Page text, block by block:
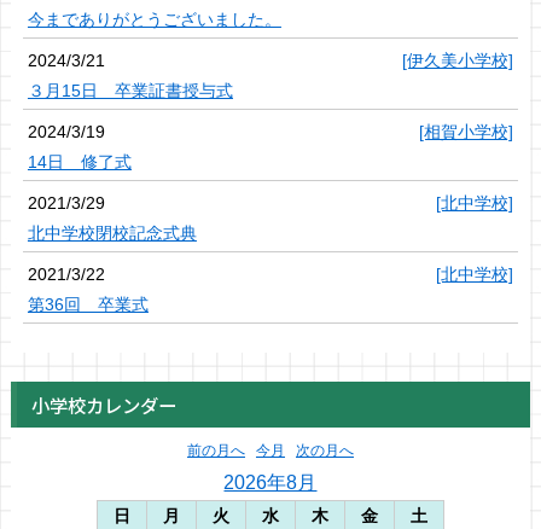
今までありがとうございました。
2024/3/21
[伊久美小学校]
３月15日 卒業証書授与式
2024/3/19
[相賀小学校]
14日 修了式
2021/3/29
[北中学校]
北中学校閉校記念式典
2021/3/22
[北中学校]
第36回 卒業式
小学校カレンダー
前の月へ 今月 次の月へ
2026年8月
日 月 火 水 木 金
土